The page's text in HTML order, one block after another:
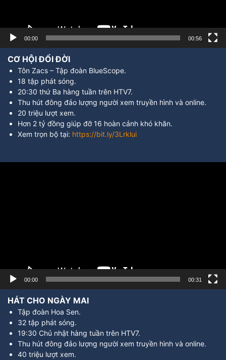
00:00 00:56
CƠ HỘI ĐỔI ĐỜI
Tôn Zacs – Tập đoàn BlueScope.
18 tập phát sóng.
20:30 thứ Ba hàng tuần trên HTV7.
Thu hút đông đảo lượng người xem truyền hình và online.
20 triệu lượt xem.
Hơn 2 tỷ đồng giúp đỡ 16 hoàn cảnh khó khăn.
Xem trọn bộ tại: https://bit.ly/3Lrklui
00:00 00:31
HÁT CHO NGÀY MAI
Tập đoàn Hoa Sen.
32 tập phát sóng.
19:30 Chủ nhật hàng tuần trên HTV7.
Thu hút đông đảo lượng người xem truyền hình và online.
40 triệu lượt xem.